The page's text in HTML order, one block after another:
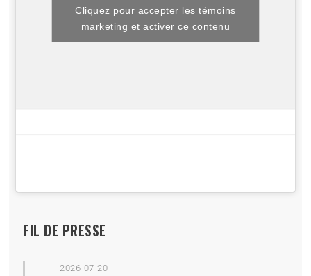
Cliquez pour accepter les témoins
marketing et activer ce contenu
FIL DE PRESSE
2026-07-20